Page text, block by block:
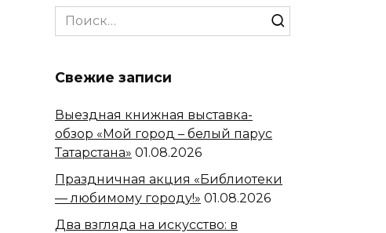
Search
for:
Свежие записи
Выездная книжная выставка-
обзор «Мой город – белый парус
Татарстана» 01.08.2026
Праздничная акция «Библиотеки
— любимому городу!» 01.08.2026
Два взгляда на искусство: в